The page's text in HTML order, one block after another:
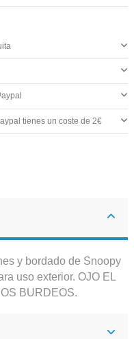
tienes un coste de 2€
y bordado de Snoopy
uso exterior. OJO EL
BURDEOS.